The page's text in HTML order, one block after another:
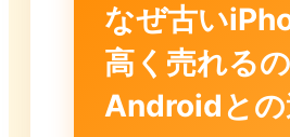
なぜ古い
高く売れる
Androidとの